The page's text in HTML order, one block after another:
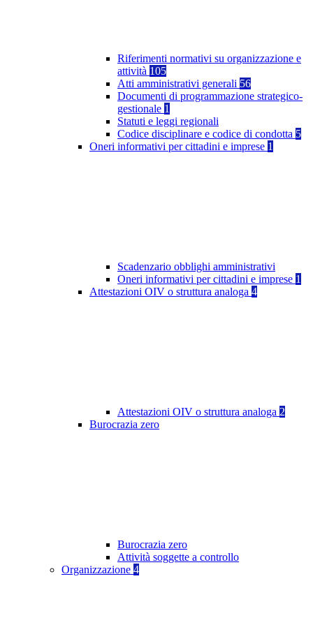
Riferimenti normativi su organizzazione e
attività 105
Atti amministrativi generali 56
Documenti di programmazione strategico-
gestionale 1
Statuti e leggi regionali
Codice disciplinare e codice di condotta 5
Oneri informativi per cittadini e imprese 1
Scadenzario obblighi amministrativi
Oneri informativi per cittadini e imprese 1
Attestazioni OIV o struttura analoga 4
Attestazioni OIV o struttura analoga 2
Burocrazia zero
Burocrazia zero
Attività soggette a controllo
Organizzazione 4